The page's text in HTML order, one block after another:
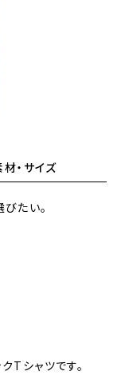
材・サイズ
たい。
Tシャツです。